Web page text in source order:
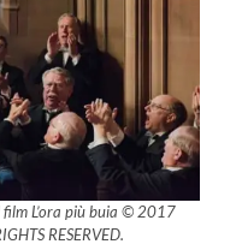
L’ora più buia © 2017
RESERVED.